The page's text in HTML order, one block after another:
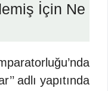
İçin Ne
adlı yapıtında